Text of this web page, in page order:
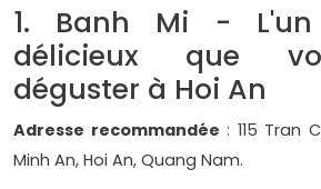
1. Banh Mi -
délicieux que
déguster à Hoi An
Adresse recommandée : 115 Tran
Minh An, Hoi An, Quang Nam.